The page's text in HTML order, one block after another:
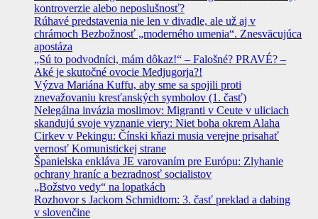
kontroverzie alebo neposlušnosť?
Rúhavé predstavenia nie len v divadle, ale už aj v
chrámoch Bezbožnosť „moderného umenia“. Znesväcujúca
apostáza
„Sú to podvodníci, mám dôkaz!“ – Falošné? PRAVÉ? –
Aké je skutočné ovocie Medjugorja?!
Výzva Mariána Kuffu, aby sme sa spojili proti
znevažovaniu kresťanských symbolov (1. časť)
Nelegálna invázia moslimov: Migranti v Ceute v uliciach
skandujú svoje vyznanie viery: Niet boha okrem Alaha
Cirkev v Pekingu: Čínski kňazi musia verejne prisahať
vernosť Komunistickej strane
Španielska enkláva JE varovaním pre Európu: Zlyhanie
ochrany hraníc a bezradnosť socialistov
„Božstvo vedy“ na lopatkách
Rozhovor s Jackom Schmidtom: 3. časť preklad a dabing
v slovenčine